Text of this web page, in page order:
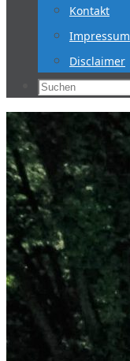
Kontakt
Impressum
Disclaimer
Suchen
nach: